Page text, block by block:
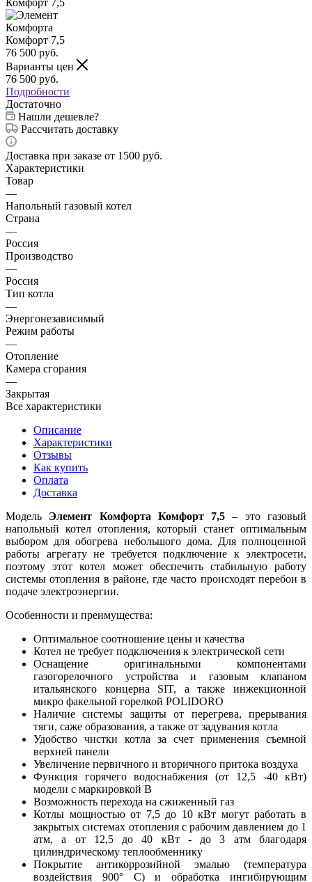
76 500 руб.
Варианты цен
76 500 руб.
Подробности
Достаточно
Нашли дешевле?
Рассчитать доставку
Доставка при заказе от 1500 руб.
Характеристики
Товар
—
Напольный газовый котел
Страна
—
Россия
Производство
—
Россия
Тип котла
—
Энергонезависимый
Режим работы
—
Отопление
Камера сгорания
—
Закрытая
Все характеристики
Описание
Характеристики
Отзывы
Как купить
Оплата
Доставка
Модель Элемент Комфорта Комфорт 7,5 – это газовый
напольный котел отопления, который станет оптимальным
выбором для обогрева небольшого дома. Для полноценной
работы агрегату не требуется подключение к электросети,
поэтому этот котел может обеспечить стабильную работу
системы отопления в районе, где часто происходят перебои в
подаче электроэнергии.
Особенности и преимущества:
Оптимальное соотношение цены и качества
Котел не требует подключения к электрической сети
Оснащение оригинальными компонентами
газогорелочного устройства и газовым клапаном
итальянского концерна SIT, а также инжекционной
микро факельной горелкой POLIDORO
Наличие системы защиты от перегрева, прерывания
тяги, саже образования, а также от задувания котла
Удобство чистки котла за счет применения съемной
верхней панели
Увеличение первичного и вторичного притока воздуха
Функция горячего водоснабжения (от 12,5 -40 кВт)
модели с маркировкой В
Возможность перехода на сжиженный газ
Котлы мощностью от 7,5 до 10 кВт могут работать в
закрытых системах отопления с рабочим давлением до 1
атм, а от 12,5 до 40 кВт - до 3 атм благодаря
цилиндрическому теплообменнику
Покрытие антикоррозийной эмалью (температура
воздействия 900° С) и обработка ингибирующим